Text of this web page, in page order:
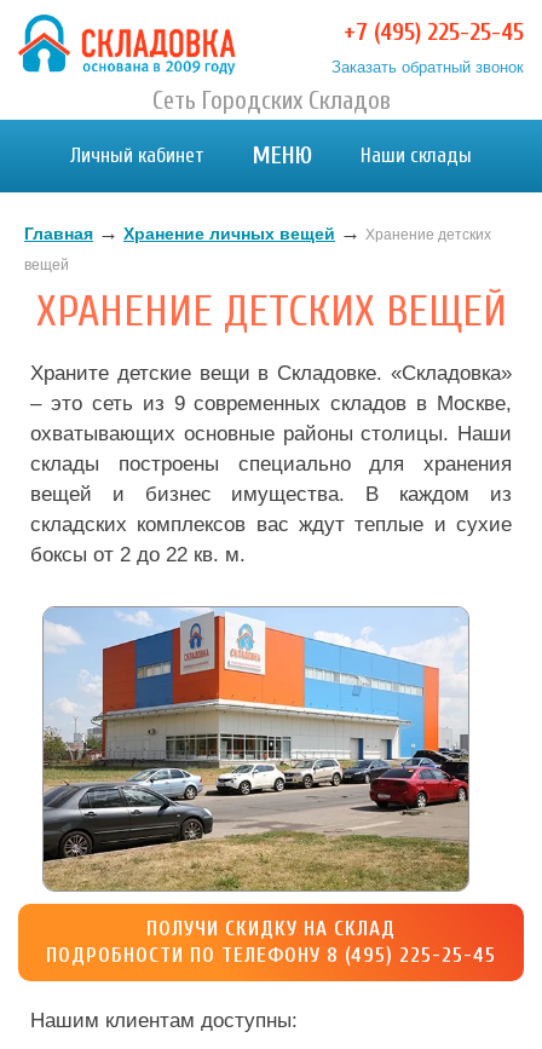
Хранение вещей в Москве и МО. Склад временного
Хранение вещей в Москве и МО. Склад временного хранения. Складовка
+7 (495) 225-25-45
Заказать обратный звонок
Сеть Городских Складов
Личный кабинет МЕНЮ Наши склады
Главная → Хранение личных вещей → Хранение детских
вещей
ХРАНЕНИЕ ДЕТСКИХ ВЕЩЕЙ
Храните детские вещи в Складовке. «Складовка»
– это сеть из 9 современных складов в Москве,
охватывающих основные районы столицы. Наши
склады построены специально для хранения
вещей и бизнес имущества. В каждом из
складских комплексов вас ждут теплые и сухие
боксы от 2 до 22 кв. м.
ПОЛУЧИ СКИДКУ НА СКЛАД
ПОДРОБНОСТИ ПО ТЕЛЕФОНУ 8 (495) 225-25-45
Нашим клиентам доступны: